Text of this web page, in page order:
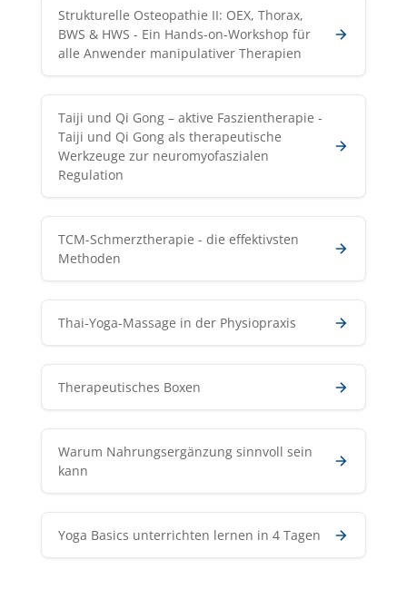
Strukturelle Osteopathie II: OEX, Thorax,
BWS & HWS - Ein Hands-on-Workshop für
alle Anwender manipulativer Therapien
Taiji und Qi Gong – aktive Faszientherapie -
Taiji und Qi Gong als therapeutische
Werkzeuge zur neuromyofaszialen
Regulation
TCM-Schmerztherapie - die effektivsten
Methoden
Thai-Yoga-Massage in der Physiopraxis
Therapeutisches Boxen
Warum Nahrungsergänzung sinnvoll sein
kann
Yoga Basics unterrichten lernen in 4 Tagen